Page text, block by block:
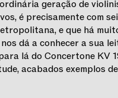
geração de
é precisamente com
e que há
dá a conhecer a sua
lá do Concertone KV
acabados exemplos